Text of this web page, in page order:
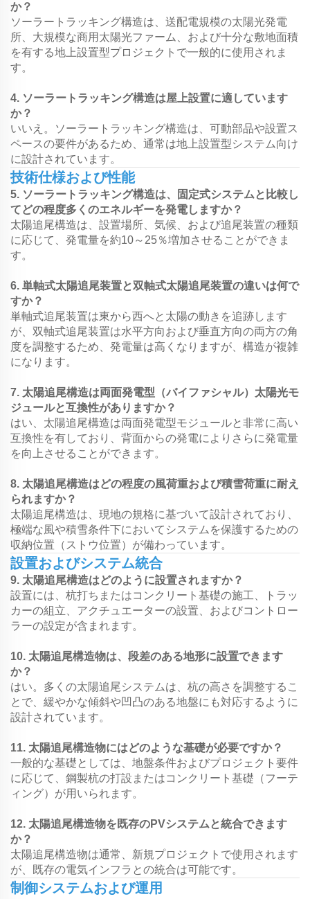
か？
ソーラートラッキング構造は、送配電規模の太陽光発電
所、大規模な商用太陽光ファーム、および十分な敷地面積
を有する地上設置型プロジェクトで一般的に使用されま
す。
4. ソーラートラッキング構造は屋上設置に適しています
か？
いいえ。ソーラートラッキング構造は、可動部品や設置ス
ペースの要件があるため、通常は地上設置型システム向け
に設計されています。
技術仕様および性能
5. ソーラートラッキング構造は、固定式システムと比較し
てどの程度多くのエネルギーを発電しますか？
太陽追尾構造は、設置場所、気候、および追尾装置の種類
に応じて、発電量を約10～25％増加させることができま
す。
6. 単軸式太陽追尾装置と双軸式太陽追尾装置の違いは何で
すか？
単軸式追尾装置は東から西へと太陽の動きを追跡します
が、双軸式追尾装置は水平方向および垂直方向の両方の角
度を調整するため、発電量は高くなりますが、構造が複雑
になります。
7. 太陽追尾構造は両面発電型（バイファシャル）太陽光モ
ジュールと互換性がありますか？
はい、太陽追尾構造は両面発電型モジュールと非常に高い
互換性を有しており、背面からの発電によりさらに発電量
を向上させることができます。
8. 太陽追尾構造はどの程度の風荷重および積雪荷重に耐え
られますか？
太陽追尾構造は、現地の規格に基づいて設計されており、
極端な風や積雪条件下においてシステムを保護するための
収納位置（ストウ位置）が備わっています。
設置およびシステム統合
9. 太陽追尾構造はどのように設置されますか？
設置には、杭打ちまたはコンクリート基礎の施工、トラッ
カーの組立、アクチュエーターの設置、およびコントロー
ラーの設定が含まれます。
10. 太陽追尾構造物は、段差のある地形に設置できます
か？
はい。多くの太陽追尾システムは、杭の高さを調整するこ
とで、緩やかな傾斜や凹凸のある地盤にも対応するように
設計されています。
11. 太陽追尾構造物にはどのような基礎が必要ですか？
一般的な基礎としては、地盤条件およびプロジェクト要件
に応じて、鋼製杭の打設またはコンクリート基礎（フーテ
ィング）が用いられます。
12. 太陽追尾構造物を既存のPVシステムと統合できます
か？
太陽追尾構造物は通常、新規プロジェクトで使用されます
が、既存の電気インフラとの統合は可能です。
制御システムおよび運用